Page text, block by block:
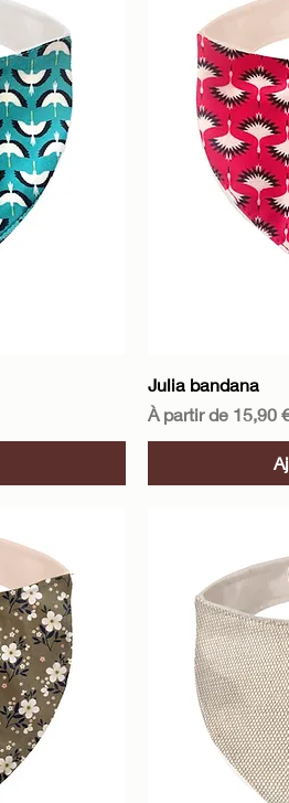
Julia bandana
À partir de 15,90
Prix promotionnel